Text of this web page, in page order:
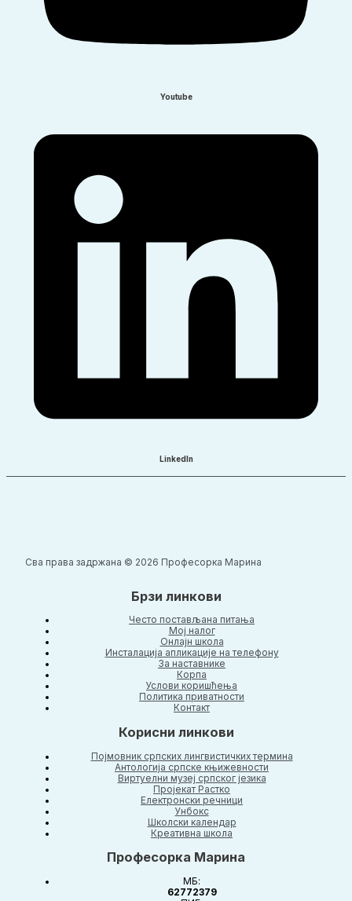
Youtube​
LinkedIn​
Сва права задржана © 2026 Професорка Марина
Брзи линкови
Често постављана питања
Moj налог
Онлајн школа
Инсталација апликације на телефону
За наставнике
Корпа
Услови коришћења
Политика приватности
Контакт
Корисни линкови
Појмовник српских лингвистичких термина
Антологија српске књижевности
Виртуелни музеј српског језика
Пројекат Растко
Електронски речници
Унбокс
Школски календар
Креативна школа
Професорка Марина
МБ:
62772379